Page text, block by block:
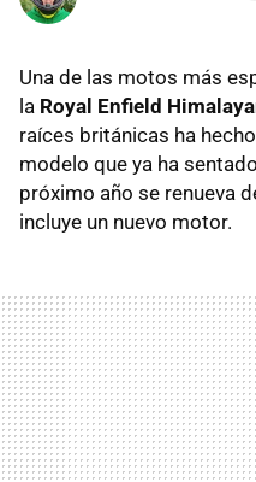
Una de las motos más
la Royal Enfield
raíces británicas ha
modelo que ya ha
próximo año se renueva
incluye un nuevo motor.